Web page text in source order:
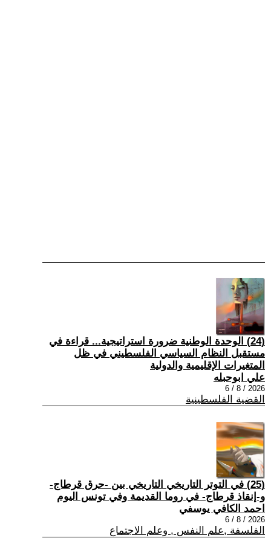
(24) الوحدة الوطنية ضرورة استراتيجية... قراءة في
مستقبل النظام السياسي الفلسطيني في ظل
المتغيرات الإقليمية والدولية
علي ابوحبله
2026 / 8 / 6
القضية الفلسطينية
(25) في التوتر التاريخي التاريخي بين -حرق قرطاج-
و-إنقاذ قرطاج- في روما القديمة وفي تونس اليوم
احمد الكافي يوسفي
2026 / 8 / 6
الفلسفة ,علم النفس , وعلم الاجتماع